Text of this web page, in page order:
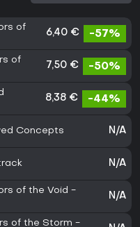
of
6,40 € -57%
of
7,50 € -50%
8,38 € -44%
Concepts N/A
N/A
of the Void -
N/A
of the Storm -